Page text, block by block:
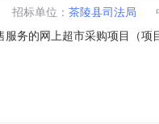
招标单位： 茶陵县司法局
服务的网上超市采购项目（
:-二、采购单位信息采购单位